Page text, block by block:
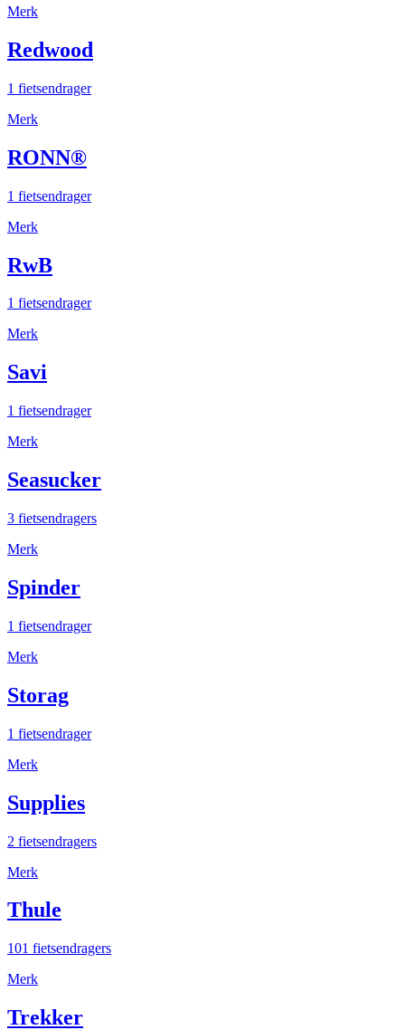
Merk
Redwood
1 fietsendrager
Merk
RONN®
1 fietsendrager
Merk
RwB
1 fietsendrager
Merk
Savi
1 fietsendrager
Merk
Seasucker
3 fietsendragers
Merk
Spinder
1 fietsendrager
Merk
Storag
1 fietsendrager
Merk
Supplies
2 fietsendragers
Merk
Thule
101 fietsendragers
Merk
Trekker